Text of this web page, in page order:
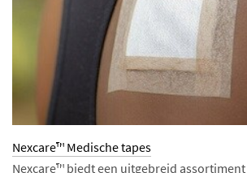
Nexcare™ Medische tapes
Nexcare™ biedt een uitgebreid assortiment